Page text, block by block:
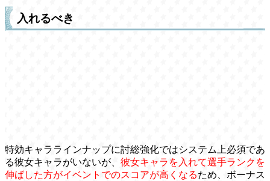
入れるべき
特効キャララインナップに討総強化ではシステム上必須であ
る彼女キャラがいないが、 彼女キャラを入れて選手ランクを
伸ばした方がイベントでのスコアが高くなるため、ボーナス